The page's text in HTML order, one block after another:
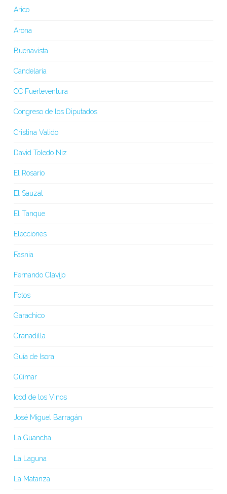
Arico
Arona
Buenavista
Candelaria
CC Fuerteventura
Congreso de los Diputados
Cristina Valido
David Toledo Niz
El Rosario
El Sauzal
El Tanque
Elecciones
Fasnia
Fernando Clavijo
Fotos
Garachico
Granadilla
Guía de Isora
Güímar
Icod de los Vinos
José Miguel Barragán
La Guancha
La Laguna
La Matanza